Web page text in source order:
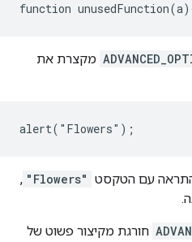
function unusedFunction(a
מקצרת את
alert("Flowers");
התראה עם הטקסט "Flowers"
,
חורגת מקיצור פשוט של